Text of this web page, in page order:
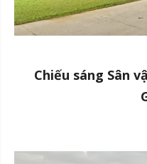
Chiếu sáng Sân